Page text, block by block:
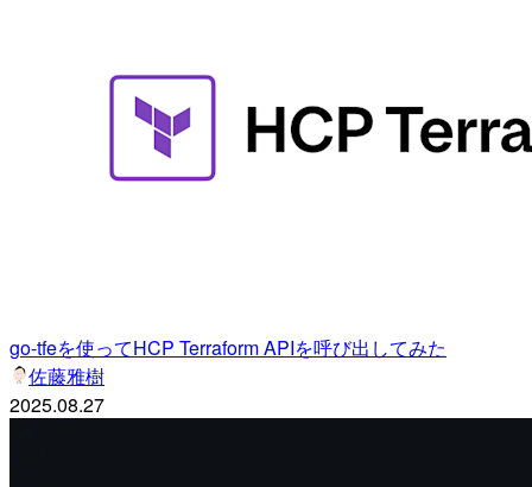
go-tfeを使ってHCP Terraform APIを呼び出してみた
佐藤雅樹
2025.08.27